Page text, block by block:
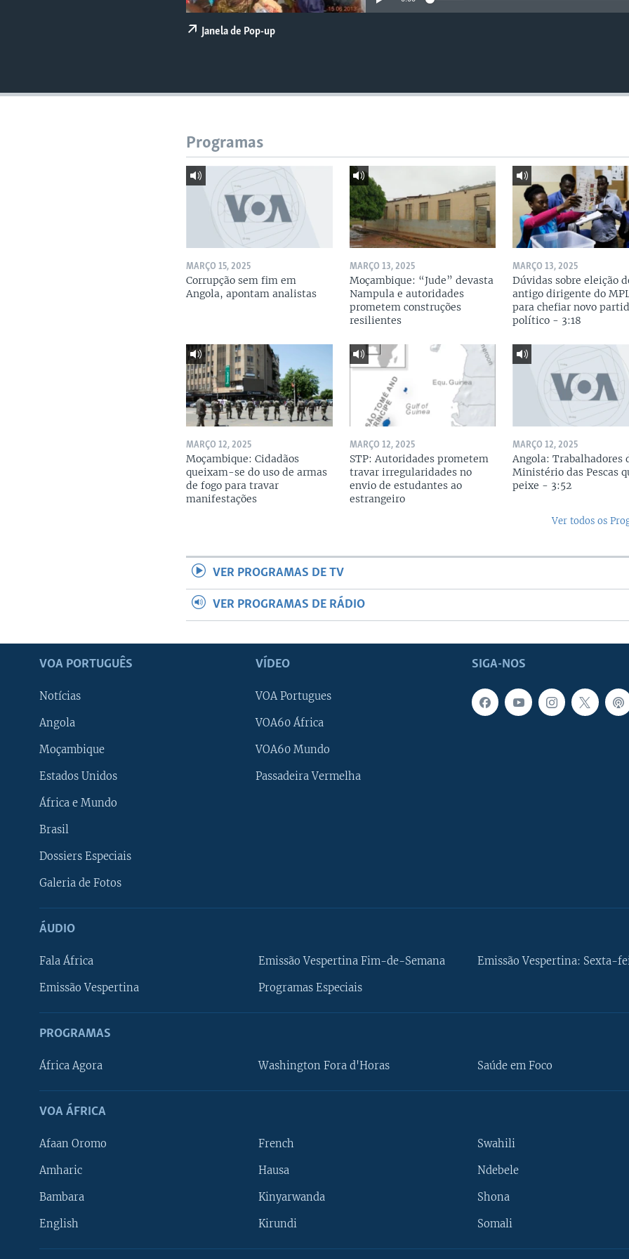
Janela de Pop-up
Programas
MARÇO 15, 2025
Corrupção sem fim em
Angola, apontam analistas
MARÇO 13, 2025
Moçambique: “Jude” devasta
Nampula e autoridades
prometem construções
resilientes
MARÇO 13, 2025
Dúvidas sobre eleição
antigo dirigente do
para chefiar novo
político - 3:18
MARÇO 12, 2025
Moçambique: Cidadãos
queixam-se do uso de armas
de fogo para travar
manifestações
MARÇO 12, 2025
STP: Autoridades prometem
travar irregularidades no
envio de estudantes ao
estrangeiro
MARÇO 12, 2025
Angola: Trabalhadores
Ministério das Pescas
peixe - 3:52
Ver todos os
VER PROGRAMAS DE TV
VER PROGRAMAS DE RÁDIO
SIGA-NOS
VOA PORTUGUÊS
Notícias
Angola
Moçambique
Estados Unidos
África e Mundo
Brasil
Dossiers Especiais
Galeria de Fotos
VÍDEO
VOA Portugues
VOA60 África
VOA60 Mundo
Passadeira Vermelha
ÁUDIO
Fala África
Emissão Vespertina
Emissão Vespertina Fim-de-Semana
Programas Especiais
Emissão Vespertina: Sexta-
PROGRAMAS
África Agora Washington Fora d'Horas Saúde em Foco
VOA ÁFRICA
Afaan Oromo
Amharic
Bambara
English
French
Hausa
Kinyarwanda
Kirundi
Swahili
Ndebele
Shona
Somali